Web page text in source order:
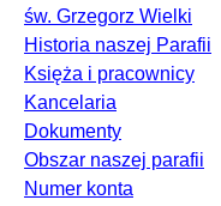
św. Grzegorz Wielki
Historia naszej Parafii
Księża i pracownicy
Kancelaria
Dokumenty
Obszar naszej parafii
Numer konta